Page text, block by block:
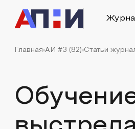
Главная АИ #3 (82) Статьи